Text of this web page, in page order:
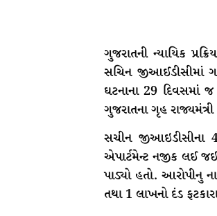
ગુજરાતની ન્યાયિક
સચિન જીઆઈડીસીમાં
ઘટનાના 29 દિવસમાં
ગુજરાતના ગૃહ
સચીન જીઆઇડીસીના
એપાર્ટમેન્ટ નજીક લઈ
પાડ્યો હતો. આરોપીનુ
તથા 1 લાખનો દંડ